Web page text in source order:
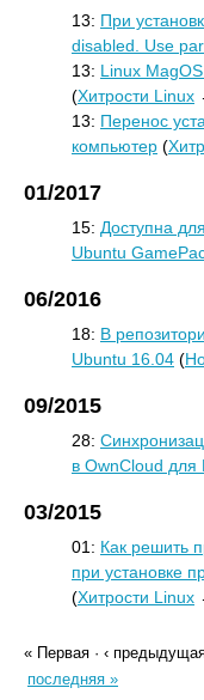
13: При
disabled. Use
13: Linux
(Хитрости Linux
13: Перенос
компьютер (
01/2017
15: Доступна
Ubuntu
06/2016
18: В
Ubuntu 16.04 (
09/2015
28:
в OwnCloud для
03/2015
01: Как решить
при установке
(Хитрости Linux
« Первая · ‹
последняя »